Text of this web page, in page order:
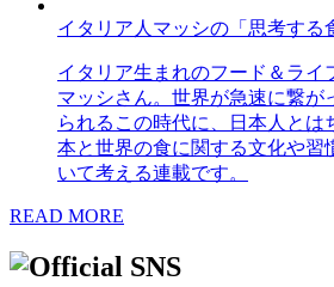
イタリア人マッシの「思考する
イタリア生まれのフード＆ライ
マッシさん。世界が急速に繋が
られるこの時代に、日本人とは
本と世界の食に関する文化や習
いて考える連載です。
READ MORE